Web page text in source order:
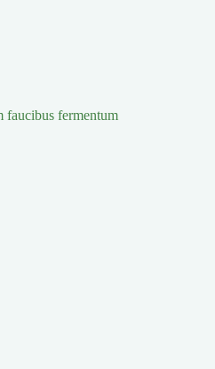
faucibus fermentum